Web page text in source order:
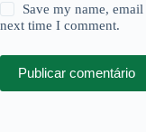
Save my name,
next time I comment.
Publicar comentário